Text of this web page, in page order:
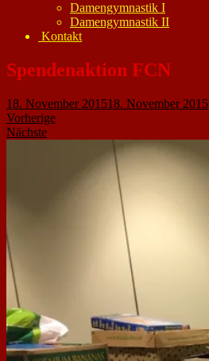
Damengymnastik I
Damengymnastik II
Kontakt
Spendenaktion FCN
18. November 201518. November 2015
Vorherige
Nächste